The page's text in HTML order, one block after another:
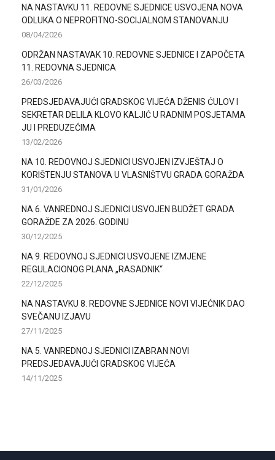
NA NASTAVKU 11. REDOVNE SJEDNICE USVOJENA NOVA
ODLUKA O NEPROFITNO-SOCIJALNOM STANOVANJU
08/04/2026
ODRŽAN NASTAVAK 10. REDOVNE SJEDNICE I ZAPOČETA
11. REDOVNA SJEDNICA
26/03/2026
PREDSJEDAVAJUĆI GRADSKOG VIJEĆA DŽENIS ĆULOV I
SEKRETAR DELILA KLOVO KALJIĆ U RADNIM POSJETAMA
JU I PREDUZEĆIMA
13/02/2026
NA 10. REDOVNOJ SJEDNICI USVOJEN IZVJEŠTAJ O
KORIŠTENJU STANOVA U VLASNIŠTVU GRADA GORAŽDA
31/01/2026
NA 6. VANREDNOJ SJEDNICI USVOJEN BUDŽET GRADA
GORAŽDE ZA 2026. GODINU
30/12/2025
NA 9. REDOVNOJ SJEDNICI USVOJENE IZMJENE
REGULACIONOG PLANA „RASADNIK“
22/12/2025
NA NASTAVKU 8. REDOVNE SJEDNICE NOVI VIJEĆNIK DAO
SVEČANU IZJAVU
27/11/2025
NA 5. VANREDNOJ SJEDNICI IZABRAN NOVI
PREDSJEDAVAJUĆI GRADSKOG VIJEĆA
14/11/2025